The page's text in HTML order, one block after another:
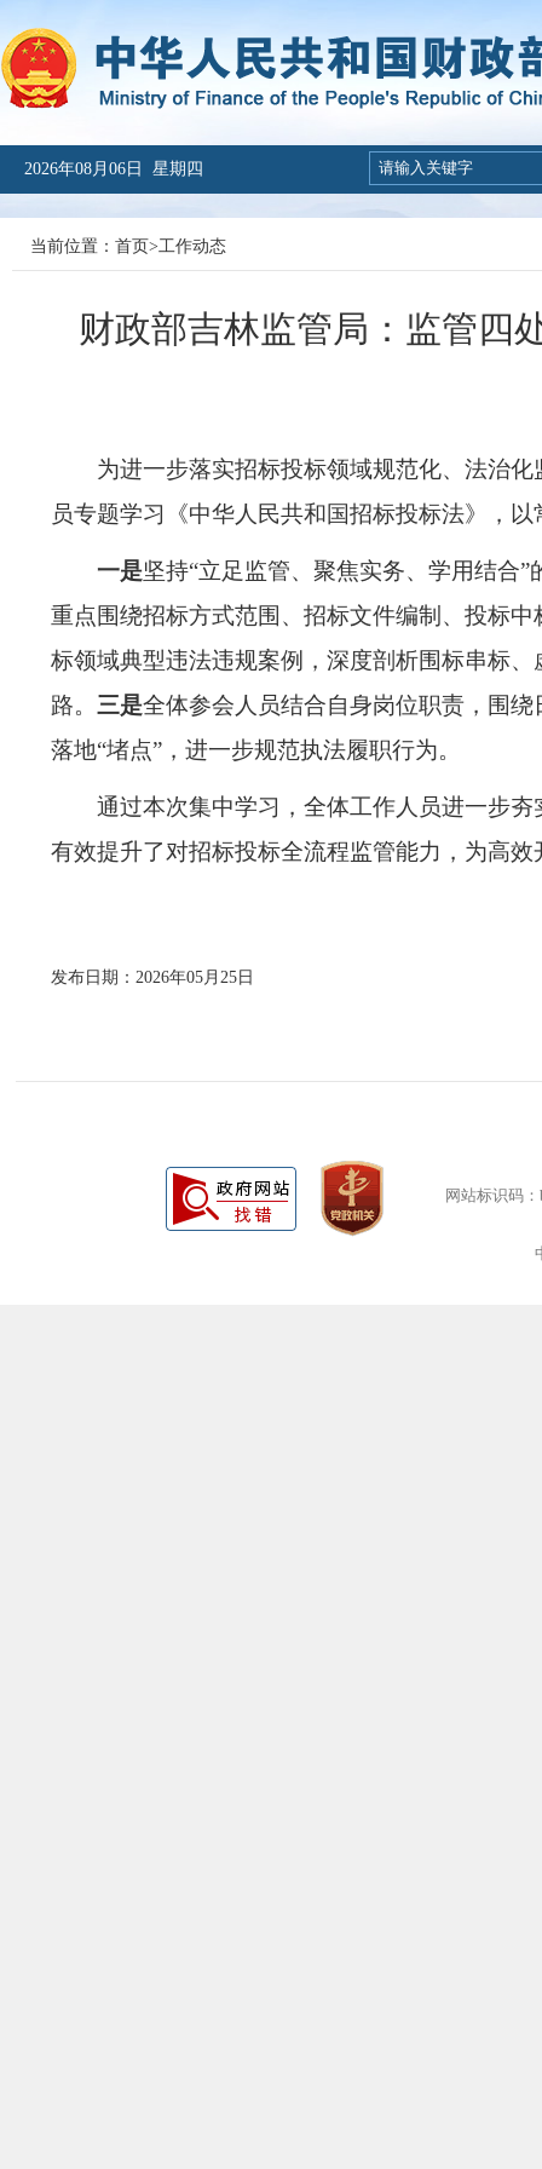
2026年08月06日 星期四
当前位置： 首页>工作动态
财政部吉林监管局：监管四
为进一步落实招标投标领域规范化、法治
员专题学习
《中华人民共和国招标投标法》 ，
一是坚持“立足监管、聚焦实务、学用结合
重点围绕招标方式范围、招标文件编制、投标
标领域典型违法违规案例，深度剖析围标串标、
路。 三是全体参会人员结合自身岗位职责，围
落地“堵点”，进一步规范执法履职行为。
通过本次集中学习，全体工作人员进一步
有效提升了对招标投标全流程监管能力，为高
发布日期：2026年05月25日
网站标识码